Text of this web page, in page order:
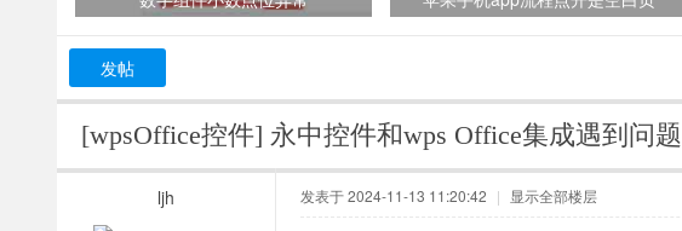
发帖
[wpsOffice控件] 永中控件和wps Office集成遇到问题
ljh 发表于 2024-11-13 11:20:42 | 显示全部楼层